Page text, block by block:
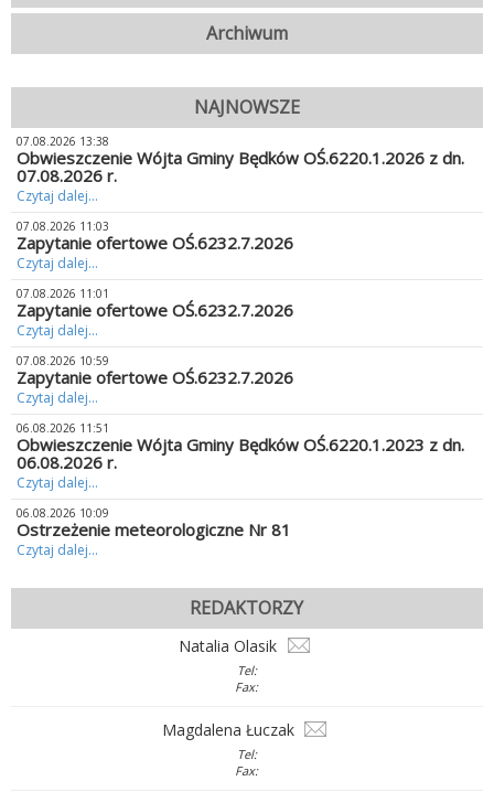
Archiwum
NAJNOWSZE
07.08.2026 13:38
Obwieszczenie Wójta Gminy Będków OŚ.6220.1.2026 z dn.
07.08.2026 r.
Czytaj dalej...
07.08.2026 11:03
Zapytanie ofertowe OŚ.6232.7.2026
Czytaj dalej...
07.08.2026 11:01
Zapytanie ofertowe OŚ.6232.7.2026
Czytaj dalej...
07.08.2026 10:59
Zapytanie ofertowe OŚ.6232.7.2026
Czytaj dalej...
06.08.2026 11:51
Obwieszczenie Wójta Gminy Będków OŚ.6220.1.2023 z dn.
06.08.2026 r.
Czytaj dalej...
06.08.2026 10:09
Ostrzeżenie meteorologiczne Nr 81
Czytaj dalej...
REDAKTORZY
Natalia Olasik
Tel:
Fax:
Magdalena Łuczak
Tel:
Fax: